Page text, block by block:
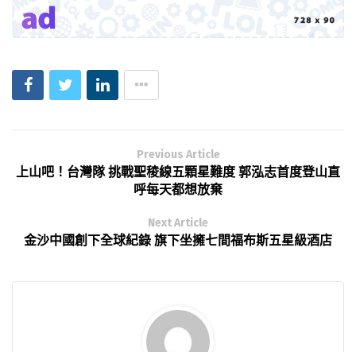
Previous Article
上山吧！台灣隊 挑戰聖稜線五顆星難度 郭泓志首度登山直
呼每天都想放棄
Next Article
金沙中國創下全球紀錄 旗下坐擁七間福布斯五星級酒店